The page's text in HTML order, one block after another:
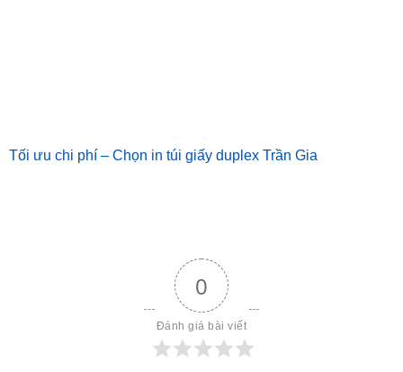
Tối ưu chi phí – Chọn in túi giấy duplex Trần Gia
0
Đánh giá bài viết